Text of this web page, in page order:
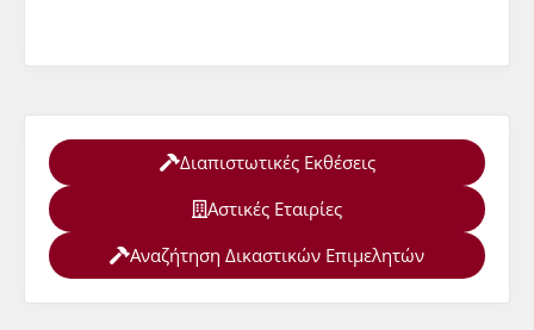
Διαπιστωτικές Εκθέσεις
Αστικές Εταιρίες
Αναζήτηση Δικαστικών Επιμελητών